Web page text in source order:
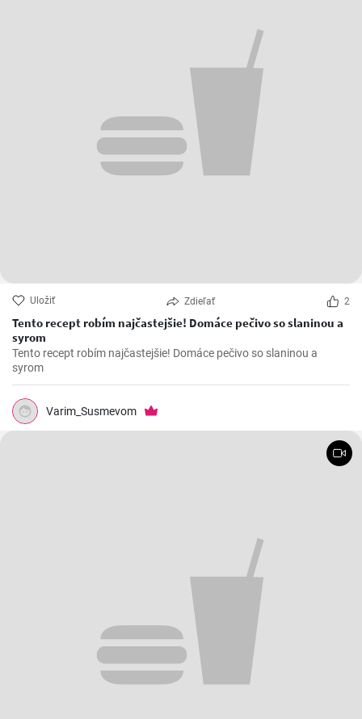
Uložiť Zdieľať 2
Tento recept robím najčastejšie! Domáce pečivo so slaninou a
syrom
Tento recept robím najčastejšie! Domáce pečivo so slaninou a
syrom
Varim_Susmevom